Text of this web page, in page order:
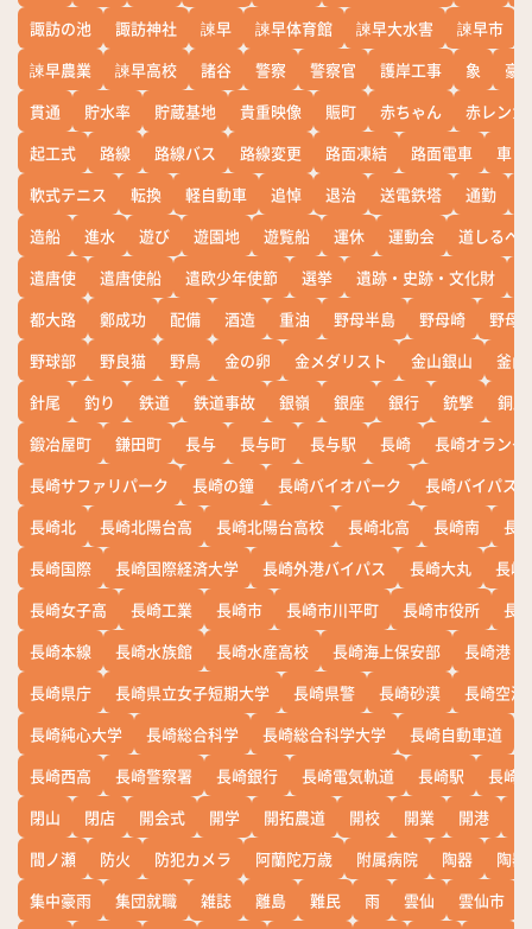
諏訪の池
諏訪神社 諫早 諫早体育館 諫早大水害 諫早市
諫早農業
諫早高校 諸谷 警察 警察官 護岸工事 象
豪
貫通
貯水率 貯蔵基地 貴重映像 賑町 赤ちゃん
赤レンガ
起工式
路線 路線バス 路線変更 路面凍結 路面電車
車
軟式テニス
転換 軽自動車 追悼 退治 送電鉄塔 通勤
造船
進水 遊び 遊園地 遊覧船 運休 運動会
道しるべ
遣唐使
遣唐使船 遣欧少年使節 選挙 遺跡・史跡・文化財
都大路
鄭成功 配備 酒造 重油 野母半島 野母崎
野母
野球部
野良猫 野鳥 金の卵 金メダリスト 金山銀山
釜山
針尾
釣り 鉄道 鉄道事故 銀嶺 銀座 銀行 銃撃
銅座
鍛冶屋町
鎌田町 長与 長与町 長与駅 長崎
長崎オランダ
長崎サファリパーク
長崎の鐘 長崎バイオパーク
長崎バイパス
長崎北
長崎北陽台高 長崎北陽台高校 長崎北高 長崎南
長
長崎国際
長崎国際経済大学 長崎外港バイパス 長崎大丸
長崎
長崎女子高
長崎工業 長崎市 長崎市川平町 長崎市役所
長
長崎本線
長崎水族館 長崎水産高校 長崎海上保安部
長崎港
長崎県庁
長崎県立女子短期大学 長崎県警 長崎砂漠
長崎空港
長崎純心大学
長崎総合科学 長崎総合科学大学 長崎自動車道
長崎西高
長崎警察署 長崎銀行 長崎電気軌道 長崎駅
長崎
閉山
閉店 開会式 開学 開拓農道 開校 開業 開港
間ノ瀬
防火 防犯カメラ 阿蘭陀万歳 附属病院 陶器
陶器
集中豪雨
集団就職 雑誌 離島 難民 雨 雲仙 雲仙市